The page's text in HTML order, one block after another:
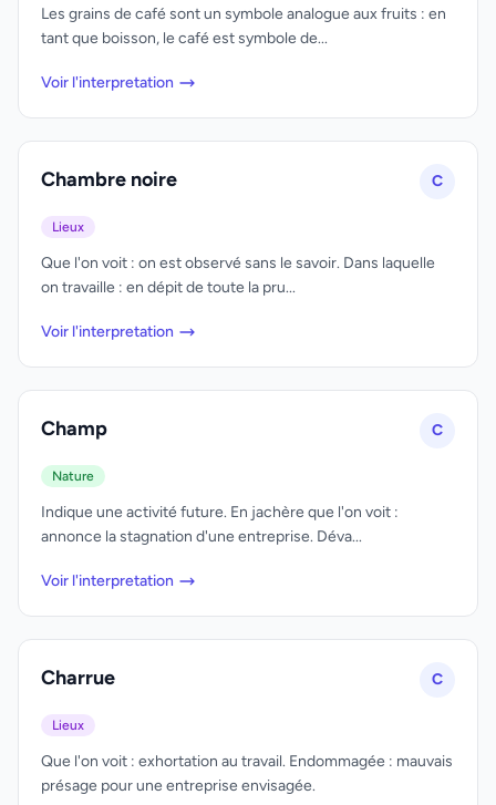
Les grains de café sont un symbole analogue aux fruits : en
tant que boisson, le café est symbole de...
Voir l'interpretation
Chambre noire C
Lieux
Que l'on voit : on est observé sans le savoir. Dans laquelle
on travaille : en dépit de toute la pru...
Voir l'interpretation
Champ C
Nature
Indique une activité future. En jachère que l'on voit :
annonce la stagnation d'une entreprise. Déva...
Voir l'interpretation
Charrue C
Lieux
Que l'on voit : exhortation au travail. Endommagée : mauvais
présage pour une entreprise envisagée.